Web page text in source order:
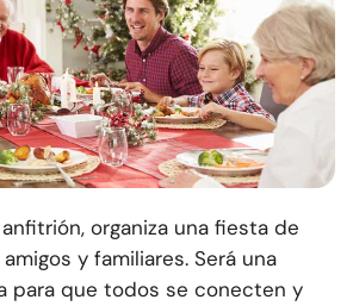
organiza una fiesta de
y familiares. Será una
para que todos se conecten y